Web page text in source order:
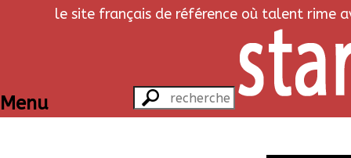
le site français de référence où talent rime
Menu